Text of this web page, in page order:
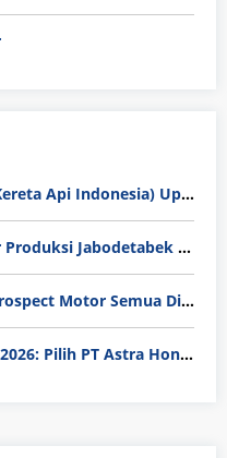
Gaji Karyawan PT KAI (Kereta Api Indonesia) Update 2025
Rata-Rata Gaji Operator Produksi Jabodetabek 2025: Bedah Tuntas UMK, Lemburan, dan Realita Hidup Buruh
Gaji Karyawan Honda Prospect Motor Semua Divisi
Gaji Operator Produksi 2026: Pilih PT Astra Honda Motor (AHM) atau Manufaktur di Jepang?